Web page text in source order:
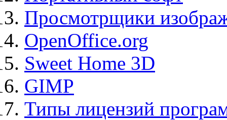
Просмотрщики
OpenOffice.org
Sweet Home 3D
GIMP
Типы лицензий